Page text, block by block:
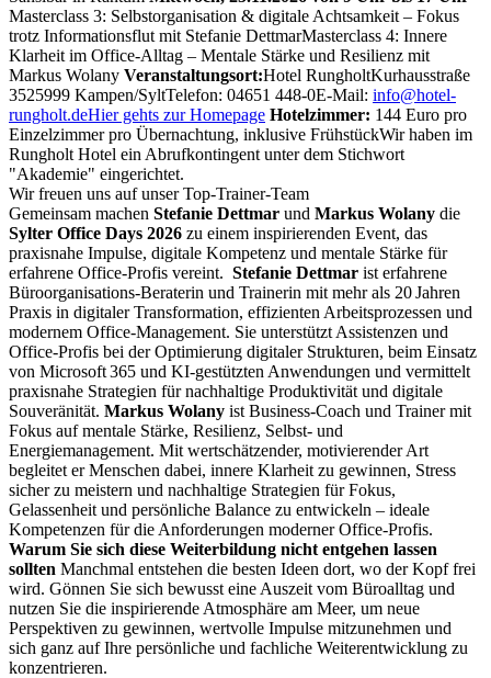
Masterclass 3: Selbstorganisation & digitale Achtsamkeit – Fokus
trotz Informationsflut mit Stefanie DettmarMasterclass 4: Innere
Klarheit im Office-Alltag – Mentale Stärke und Resilienz mit
Markus Wolany Veranstaltungsort:Hotel RungholtKurhausstraße
3525999 Kampen/SyltTelefon: 04651 448-0E-Mail: info@hotel-
rungholt.deHier gehts zur Homepage Hotelzimmer: 144 Euro pro
Einzelzimmer pro Übernachtung, inklusive FrühstückWir haben im
Rungholt Hotel ein Abrufkontingent unter dem Stichwort
"Akademie" eingerichtet.
Wir freuen uns auf unser Top‑Trainer‑Team
Gemeinsam machen Stefanie Dettmar und Markus Wolany die
Sylter Office Days 2026 zu einem inspirierenden Event, das
praxisnahe Impulse, digitale Kompetenz und mentale Stärke für
erfahrene Office-Profis vereint. Stefanie Dettmar ist erfahrene
Büroorganisations‑Beraterin und Trainerin mit mehr als 20 Jahren
Praxis in digitaler Transformation, effizienten Arbeitsprozessen und
modernem Office‑Management. Sie unterstützt Assistenzen und
Office‑Profis bei der Optimierung digitaler Strukturen, beim Einsatz
von Microsoft 365 und KI‑gestützten Anwendungen und vermittelt
praxisnahe Strategien für nachhaltige Produktivität und digitale
Souveränität. Markus Wolany ist Business‑Coach und Trainer mit
Fokus auf mentale Stärke, Resilienz, Selbst‑ und
Energiemanagement. Mit wertschätzender, motivierender Art
begleitet er Menschen dabei, innere Klarheit zu gewinnen, Stress
sicher zu meistern und nachhaltige Strategien für Fokus,
Gelassenheit und persönliche Balance zu entwickeln – ideale
Kompetenzen für die Anforderungen moderner Office‑Profis.
Warum Sie sich diese Weiterbildung nicht entgehen lassen
sollten Manchmal entstehen die besten Ideen dort, wo der Kopf frei
wird. Gönnen Sie sich bewusst eine Auszeit vom Büroalltag und
nutzen Sie die inspirierende Atmosphäre am Meer, um neue
Perspektiven zu gewinnen, wertvolle Impulse mitzunehmen und
sich ganz auf Ihre persönliche und fachliche Weiterentwicklung zu
konzentrieren.